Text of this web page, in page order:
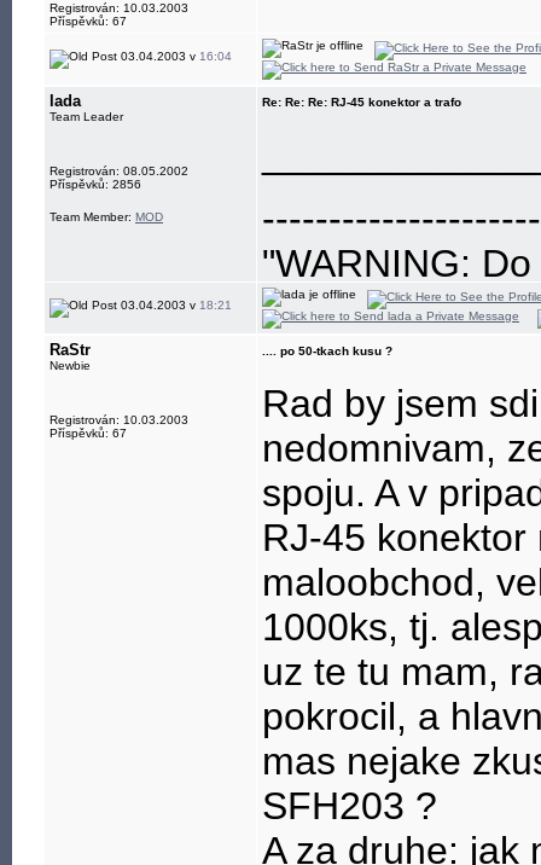
Registrován: 10.03.2003
Příspěvků: 67
03.04.2003 v 16:04
lada
Team Leader
Registrován: 08.05.2002
Příspěvků: 2856
Team Member: MOD
Re: Re: Re: RJ-45 konektor a trafo
"WARNING:
eye"
03.04.2003 v 18:21
RaStr
Newbie
Registrován: 10.03.2003
Příspěvků: 67
.... po 50-tkach kusu ?
Rad by jsem
nedomnivam,
spoju. A v
RJ-45
maloobchod,
1000ks, tj.
uz te tu mam,
pokrocil, a
mas nejake
SFH203 ?
A za druhe: jak